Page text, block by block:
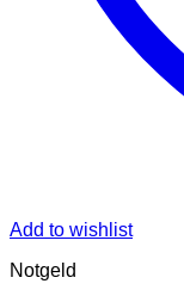
Add to wishlist
Notgeld